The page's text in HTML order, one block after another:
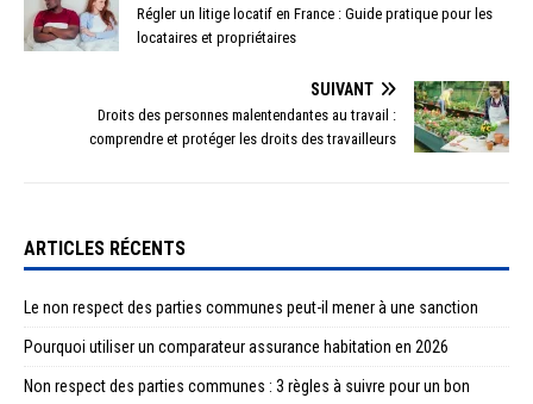
Régler un litige locatif en France : Guide pratique pour les
locataires et propriétaires
SUIVANT
Droits des personnes malentendantes au travail :
comprendre et protéger les droits des travailleurs
ARTICLES RÉCENTS
Le non respect des parties communes peut-il mener à une sanction
Pourquoi utiliser un comparateur assurance habitation en 2026
Non respect des parties communes : 3 règles à suivre pour un bon